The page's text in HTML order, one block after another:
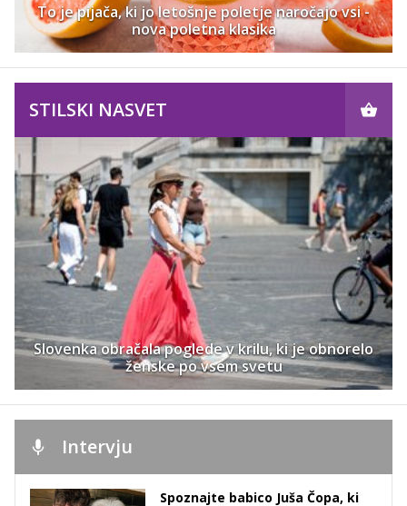
To je pijača, ki jo letošnje poletje naročajo vsi -
nova poletna klasika
STILSKI NASVET
Slovenka obračala poglede v krilu, ki je obnorelo
ženske po vsem svetu
Intervju
Spoznajte babico Juša Čopa, ki